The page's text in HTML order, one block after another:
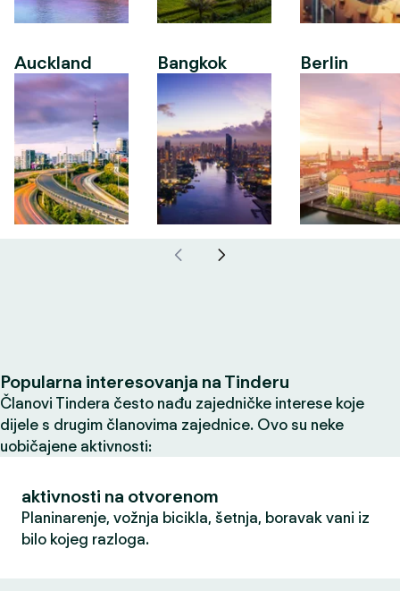
Auckland Bangkok Berlin
Popularna interesovanja na Tinderu
Članovi Tindera često nađu zajedničke interese koje
dijele s drugim članovima zajednice. Ovo su neke
uobičajene aktivnosti:
aktivnosti na otvorenom
Planinarenje, vožnja bicikla, šetnja, boravak vani iz
bilo kojeg razloga.